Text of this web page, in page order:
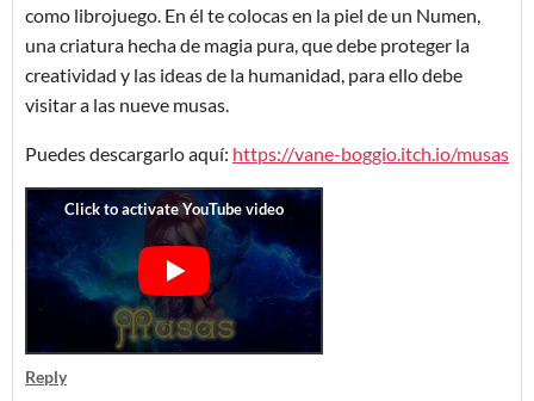
como librojuego. En él te colocas en la piel de un Numen,
una criatura hecha de magia pura, que debe proteger la
creatividad y las ideas de la humanidad, para ello debe
visitar a las nueve musas.
Puedes descargarlo aquí: https://vane-boggio.itch.io/musas
Reply